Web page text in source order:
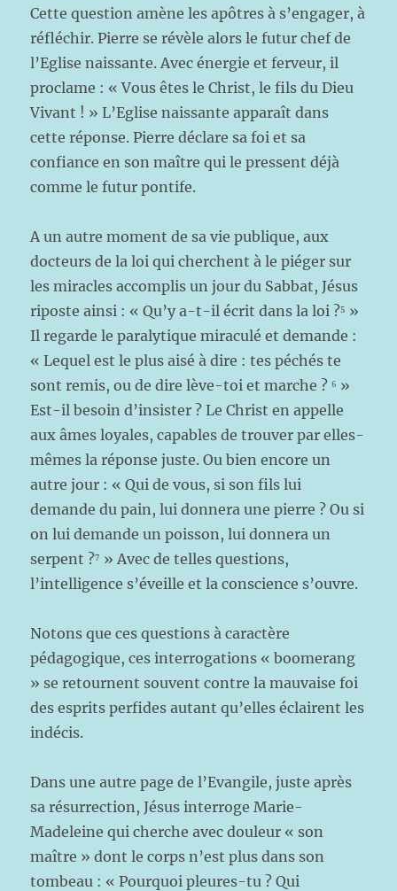
Cette question amène les apôtres à s’engager, à
réfléchir. Pierre se révèle alors le futur chef de
l’Eglise naissante. Avec énergie et ferveur, il
proclame : « Vous êtes le Christ, le fils du Dieu
Vivant ! » L’Eglise naissante apparaît dans
cette réponse. Pierre déclare sa foi et sa
confiance en son maître qui le pressent déjà
comme le futur pontife.
A un autre moment de sa vie publique, aux
docteurs de la loi qui cherchent à le piéger sur
les miracles accomplis un jour du Sabbat, Jésus
riposte ainsi : « Qu’y a-t-il écrit dans la loi ?⁵ »
Il regarde le paralytique miraculé et demande :
« Lequel est le plus aisé à dire : tes péchés te
sont remis, ou de dire lève-toi et marche ? ⁶ »
Est-il besoin d’insister ? Le Christ en appelle
aux âmes loyales, capables de trouver par elles-
mêmes la réponse juste. Ou bien encore un
autre jour : « Qui de vous, si son fils lui
demande du pain, lui donnera une pierre ? Ou si
on lui demande un poisson, lui donnera un
serpent ?⁷ » Avec de telles questions,
l’intelligence s’éveille et la conscience s’ouvre.
Notons que ces questions à caractère
pédagogique, ces interrogations « boomerang
» se retournent souvent contre la mauvaise foi
des esprits perfides autant qu’elles éclairent les
indécis.
Dans une autre page de l’Evangile, juste après
sa résurrection, Jésus interroge Marie-
Madeleine qui cherche avec douleur « son
maître » dont le corps n’est plus dans son
tombeau : « Pourquoi pleures-tu ? Qui